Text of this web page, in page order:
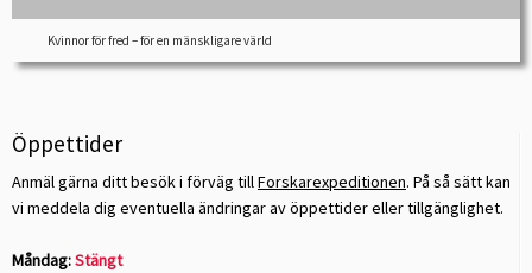
Kvinnor för fred – för en mänskligare värld
Öppettider
Anmäl gärna ditt besök i förväg tillForskarexpeditionen. På så sätt kan
vi meddela dig eventuella ändringar av öppettider eller tillgänglighet.
Måndag:Stängt